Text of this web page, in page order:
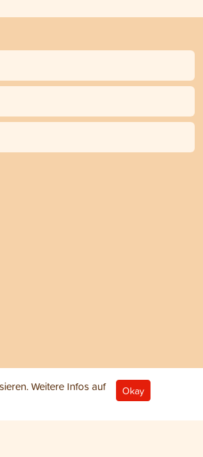
Weitere Infos auf
Okay